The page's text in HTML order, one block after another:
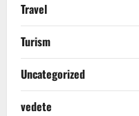
Travel
Turism
Uncategorized
vedete